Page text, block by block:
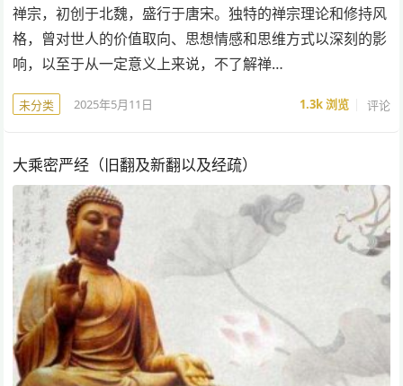
禅宗，初创于北魏，盛行于唐宋。独特的禅宗理论和修持风
格，曾对世人的价值取向、思想情感和思维方式以深刻的影
响，以至于从一定意义上来说，不了解禅…
未分类 2025年5月11日 1.3k浏览 评论
大乘密严经（旧翻及新翻以及经疏）